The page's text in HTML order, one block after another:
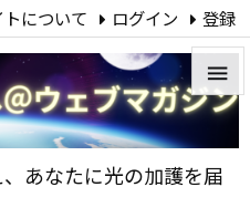
あなたに光の加護を届


メニ

について ログイン 登録